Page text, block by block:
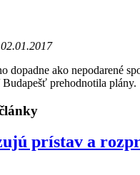
dopadne ako nepodarené
prehodnotila plány.
prístav a